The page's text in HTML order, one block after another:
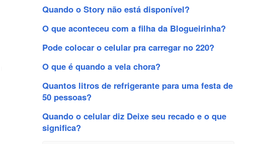
Quando o Story não está disponível?
O que aconteceu com a filha da Blogueirinha?
Pode colocar o celular pra carregar no 220?
O que é quando a vela chora?
Quantos litros de refrigerante para uma festa de
50 pessoas?
Quando o celular diz Deixe seu recado e o que
significa?